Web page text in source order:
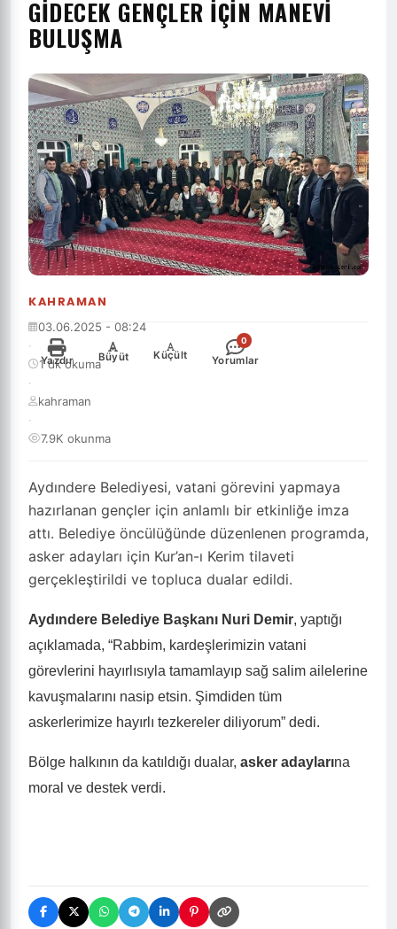
KAHRAMAN
GIDECEK GENÇLER İÇIN MANEVI
BULUŞMA
Aydındere Belediyesi, vatani görevini yapmaya
hazırlanan gençler için anlamlı bir etkinliğe imza
attı. Belediye öncülüğünde düzenlenen programda,
asker adayları için Kur’an-ı Kerim tilaveti
gerçekleştirildi ve topluca dualar edildi.
03.06.2025 - 08:24
·
1 dk okuma
·
kahraman
·
7.9K okunma
Yazdır
+
Büyüt
-
Küçült
0
Yorumlar
Aydındere Belediye Başkanı Nuri Demir, yaptığı
açıklamada, “Rabbim, kardeşlerimizin vatani
görevlerini hayırlısıyla tamamlayıp sağ salim ailelerine
kavuşmalarını nasip etsin. Şimdiden tüm
askerlerimize hayırlı tezkereler diliyorum” dedi.
Bölge halkının da katıldığı dualar, asker adaylarına
moral ve destek verdi.